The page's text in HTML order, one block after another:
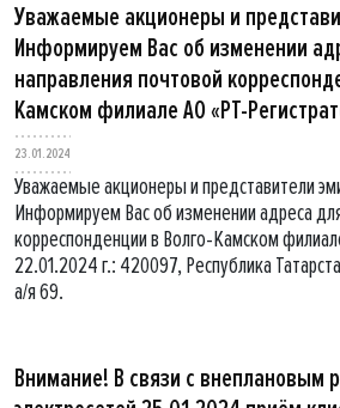
Уважаемые акционеры и
Информируем Вас об изменении
направления почтовой
Камском филиале АО «РТ-
23.01.2024
Уважаемые акционеры и представители
Информируем Вас об изменении адреса
корреспонденции в Волго-Камском
22.01.2024 г.: 420097, Республика
а/я 69.
Внимание! В связи с внеплановым